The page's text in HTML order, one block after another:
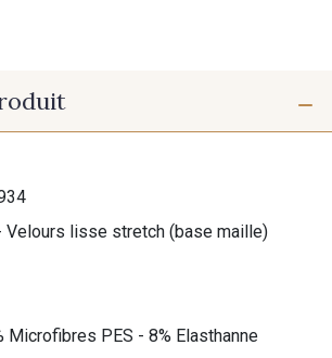
Velours lisse stretch (base maille)
Microfibres PES - 8% Elasthanne